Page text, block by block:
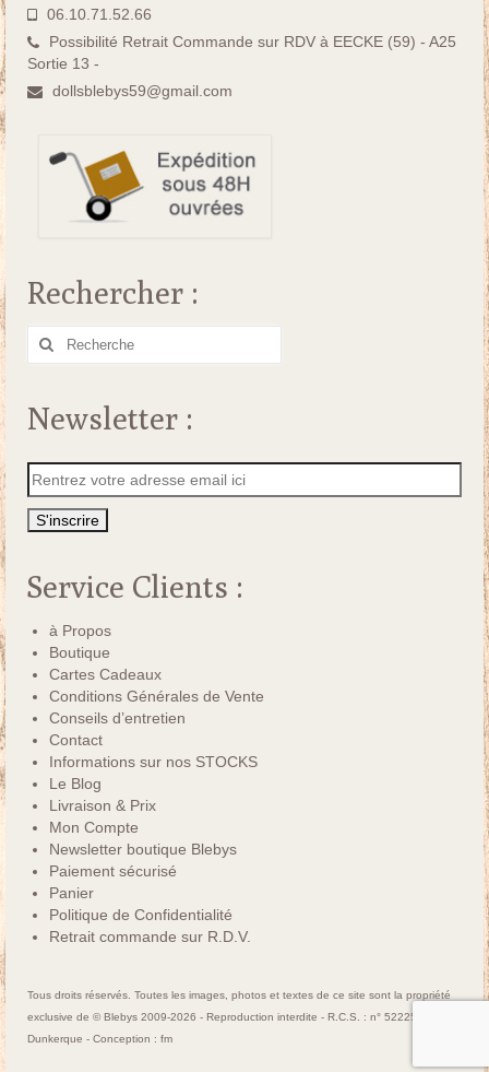
06.10.71.52.66
Possibilité Retrait Commande sur RDV à EECKE (59) - A25
Sortie 13 -
dollsblebys59@gmail.com
Rechercher :
Rechercher
Newsletter :
Service Clients :
à Propos
Boutique
Cartes Cadeaux
Conditions Générales de Vente
Conseils d’entretien
Contact
Informations sur nos STOCKS
Le Blog
Livraison & Prix
Mon Compte
Newsletter boutique Blebys
Paiement sécurisé
Panier
Politique de Confidentialité
Retrait commande sur R.D.V.
Tous droits réservés. Toutes les images, photos et textes de ce site sont la propriété
exclusive de © Blebys 2009-2026 - Reproduction interdite - R.C.S. : n° 522250463
Dunkerque - Conception : fm